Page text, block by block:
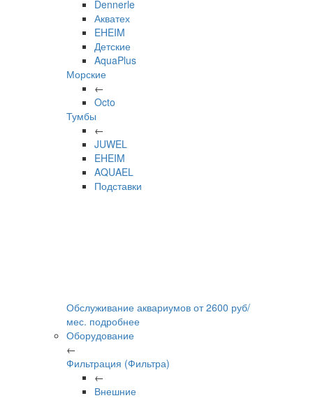
Dennerle
Акватех
EHEIM
Детские
AquaPlus
Морские
←
Octo
Тумбы
←
JUWEL
EHEIM
AQUAEL
Подставки
Обслуживание аквариумов от2600 руб/
мес. подробнее
Оборудование
←
Фильтрация (Фильтра)
←
Внешние